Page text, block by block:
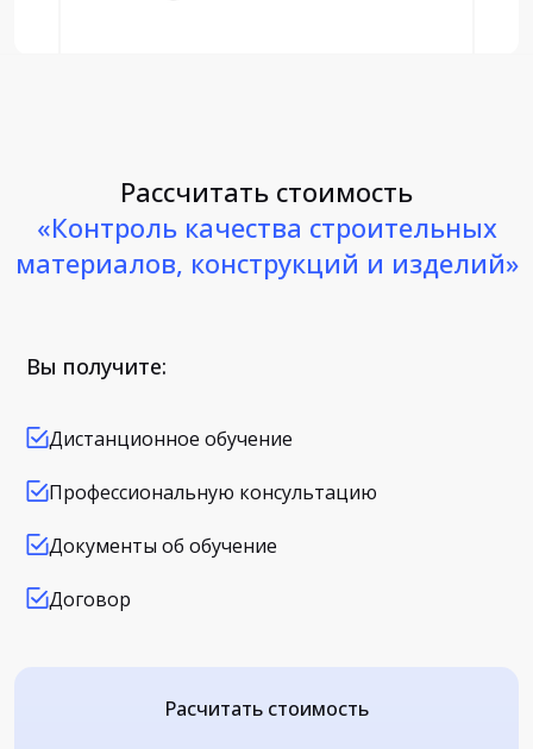
Рассчитать стоимость
«Контроль качества строительных
материалов, конструкций и изделий»
Вы получите:
Дистанционное обучение
Профессиональную консультацию
Документы об обучение
Договор
Расчитать стоимость